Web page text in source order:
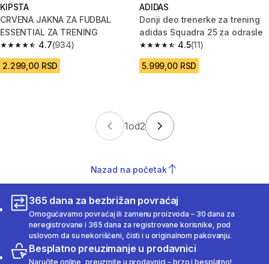
KIPSTA
CRVENA JAKNA ZA FUDBAL
ESSENTIAL ZA TRENING
4.7
4.7 od 5 zvezdica from 934 Recenzije
(934)
2.299,00 RSD
ADIDAS
Donji deo trenerke za trening
adidas Squadra 25 za odrasle
4.5
4.5 od 5 zvezdica from 11
(11)
5.999,00 RSD
1od2
Nazad na početak
365 dana za bezbrižan povraćaj
Omogućavamo povraćaj ili zamenu proizvoda – 30 dana za
neregistrovane i 365 dana za registrovane korisnike, pod
uslovom da su nekorišćeni, čisti i u originalnom pakovanju.
Besplatno preuzimanje u prodavnici
Naručite online, preuzmite u prodavnici – brzo i besplatno!